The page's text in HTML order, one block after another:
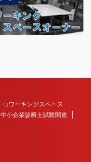
コワーキングスペース
中小企業診断士試験関連